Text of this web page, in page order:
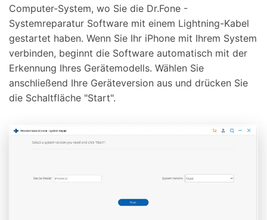
Computer-System, wo Sie die Dr.Fone -
Systemreparatur Software mit einem Lightning-Kabel
gestartet haben. Wenn Sie Ihr iPhone mit Ihrem System
verbinden, beginnt die Software automatisch mit der
Erkennung Ihres Gerätemodells. Wählen Sie
anschließend Ihre Geräteversion aus und drücken Sie
die Schaltfläche "Start".